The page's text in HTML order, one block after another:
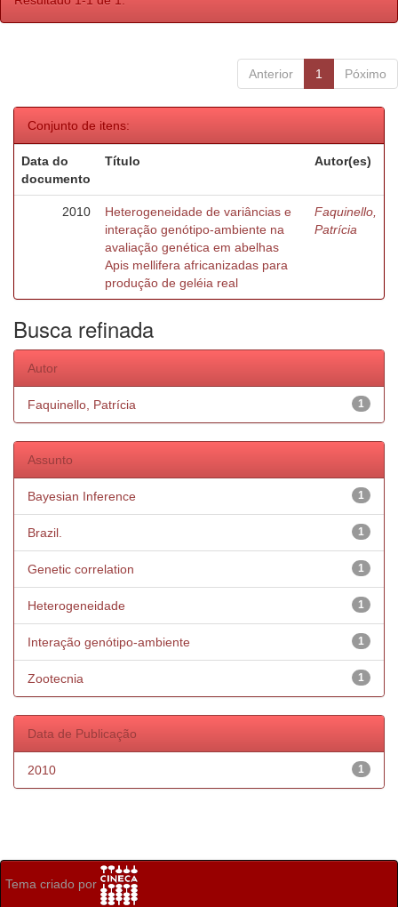
Anterior 1 Póximo
Conjunto de itens:
Data do
documento
Título Autor(es)
2010
Heterogeneidade de variâncias e
interação genótipo-ambiente na
avaliação genética em abelhas
Apis mellifera africanizadas para
produção de geléia real
Faquinello,
Patrícia
Busca refinada
Autor
1
Faquinello, Patrícia
Assunto
1
Bayesian Inference
1
Brazil.
1
Genetic correlation
1
Heterogeneidade
1
Interação genótipo-ambiente
1
Zootecnia
Data de Publicação
1
2010
Tema criado por